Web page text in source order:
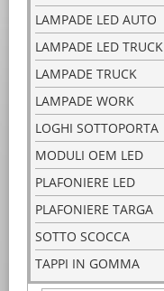
LAMPADE LED AUTO
LAMPADE LED TRUCK
LAMPADE TRUCK
LAMPADE WORK
LOGHI SOTTOPORTA
MODULI OEM LED
PLAFONIERE LED
PLAFONIERE TARGA
SOTTO SCOCCA
TAPPI IN GOMMA